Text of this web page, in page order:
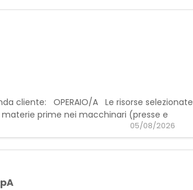
cliente: OPERAIO/A Le risorse selezionate
prime nei macchinari (presse e
05/08/2026